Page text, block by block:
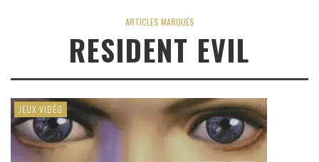
ARTICLES MARQUÉS
RESIDENT EVIL
JEUX VIDÉO